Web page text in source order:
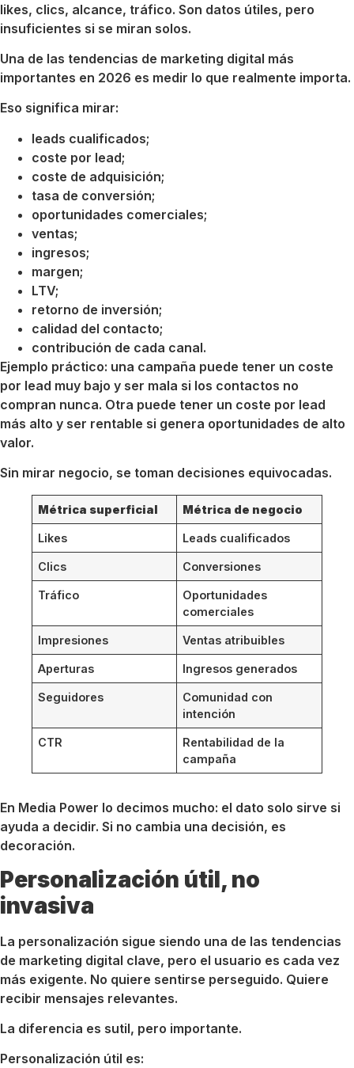
likes, clics, alcance, tráfico. Son datos útiles, pero
insuficientes si se miran solos.
Una de las tendencias de marketing digital más
importantes en 2026 es medir lo que realmente importa.
Eso significa mirar:
leads cualificados;
coste por lead;
coste de adquisición;
tasa de conversión;
oportunidades comerciales;
ventas;
ingresos;
margen;
LTV;
retorno de inversión;
calidad del contacto;
contribución de cada canal.
Ejemplo práctico: una campaña puede tener un coste
por lead muy bajo y ser mala si los contactos no
compran nunca. Otra puede tener un coste por lead
más alto y ser rentable si genera oportunidades de alto
valor.
Sin mirar negocio, se toman decisiones equivocadas.
Métrica superficial Métrica de negocio
Likes Leads cualificados
Clics Conversiones
Tráfico
Oportunidades
comerciales
Impresiones Ventas atribuibles
Aperturas Ingresos generados
Seguidores
Comunidad con
intención
CTR
Rentabilidad de la
campaña
En Media Power lo decimos mucho: el dato solo sirve si
ayuda a decidir. Si no cambia una decisión, es
decoración.
Personalización útil, no
invasiva
La personalización sigue siendo una de las tendencias
de marketing digital clave, pero el usuario es cada vez
más exigente. No quiere sentirse perseguido. Quiere
recibir mensajes relevantes.
La diferencia es sutil, pero importante.
Personalización útil es: